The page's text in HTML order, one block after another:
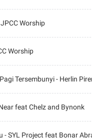
Worship
Worship
Tersembunyi - Herlin
feat Chelz and Bynonk
- SYL Project feat Bonar